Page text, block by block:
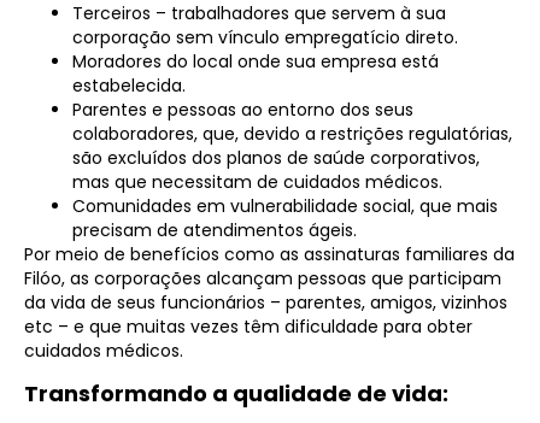
Terceiros – trabalhadores que servem à sua
corporação sem vínculo empregatício direto.
Moradores do local onde sua empresa está
estabelecida.
Parentes e pessoas ao entorno dos seus
colaboradores, que, devido a restrições regulatórias,
são excluídos dos planos de saúde corporativos,
mas que necessitam de cuidados médicos.
Comunidades em vulnerabilidade social, que mais
precisam de atendimentos ágeis.
Por meio de benefícios como as assinaturas familiares da
Filóo, as corporações alcançam pessoas que participam
da vida de seus funcionários – parentes, amigos, vizinhos
etc – e que muitas vezes têm dificuldade para obter
cuidados médicos.
Transformando a qualidade de vida: